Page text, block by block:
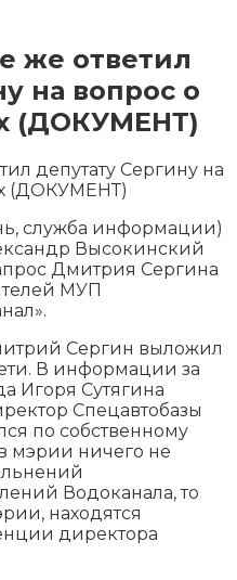
же ответил
на вопрос о
(ДОКУМЕНТ)
депутату Сергину на
(ДОКУМЕНТ)
служба информации)
Высокинский
Дмитрия Сергина
МУП
Сергин выложил
В информации за
Игоря Сутягина
Спецавтобазы
по собственному
мэрии ничего не
Водоканала, то
находятся
директора